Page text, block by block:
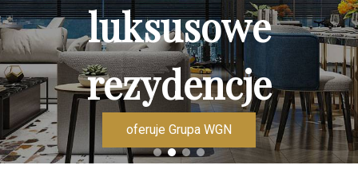
luksusowe
rezydencje
oferuje Grupa WGN